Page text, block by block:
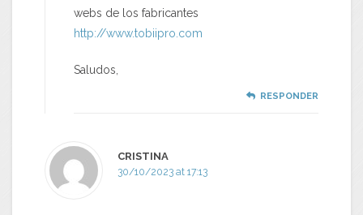
webs de los fabricantes
http://www.tobiipro.com
Saludos,
RESPONDER
CRISTINA
30/10/2023 at 17:13